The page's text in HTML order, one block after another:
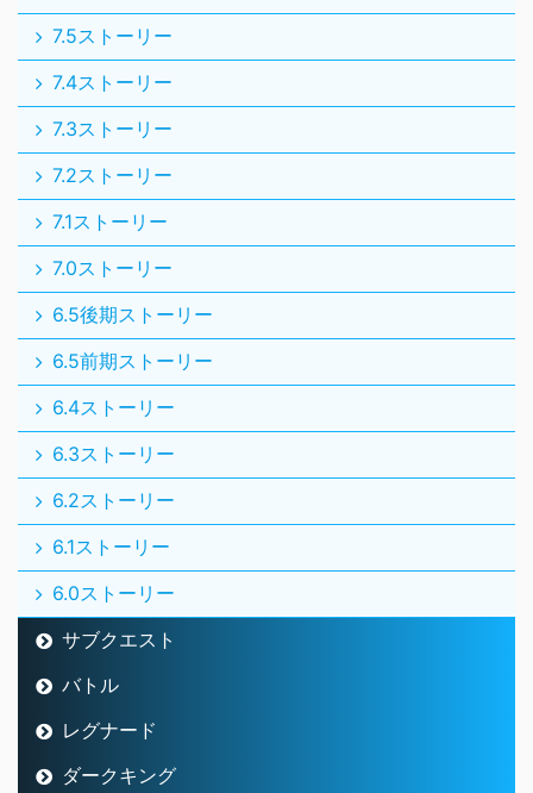
7.5ストーリー
7.4ストーリー
7.3ストーリー
7.2ストーリー
7.1ストーリー
7.0ストーリー
6.5後期ストーリー
6.5前期ストーリー
6.4ストーリー
6.3ストーリー
6.2ストーリー
6.1ストーリー
6.0ストーリー
サブクエスト
バトル
レグナード
ダークキング